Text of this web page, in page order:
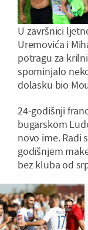
U završnici
Uremovića i
potragu za
spominjalo
dolasku bio
24-godišnji
bugarskom
novo ime. Radi
godišnjem
bez kluba od